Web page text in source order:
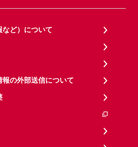
ど）について
の外部送信について